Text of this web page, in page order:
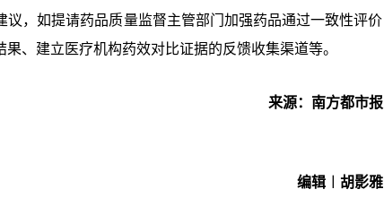
，如提请药品质量监督主管部门加强药品通过一致性评价
、建立医疗机构药效对比证据的反馈收集渠道等。
来源：南方都市报
编辑︱胡影雅